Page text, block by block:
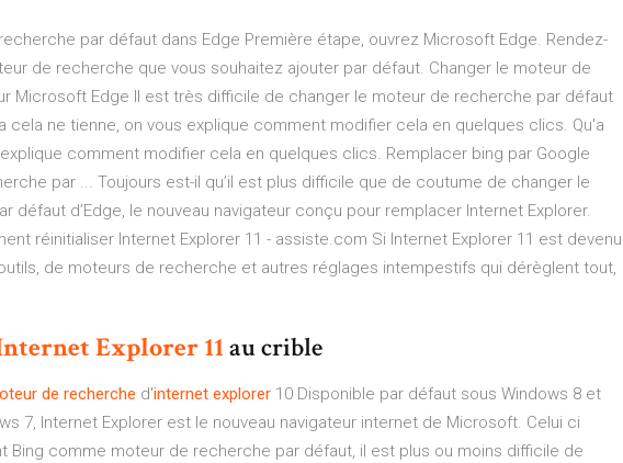
par défaut dans Edge Première étape, ouvrez Microsoft Edge. Rendez-
de recherche que vous souhaitez ajouter par défaut. Changer le moteur de
Microsoft Edge Il est très difficile de changer le moteur de recherche par défaut
cela ne tienne, on vous explique comment modifier cela en quelques clics. Qu'a
comment modifier cela en quelques clics. Remplacer bing par Google
par ... Toujours est-il qu’il est plus difficile que de coutume de changer le
défaut d’Edge, le nouveau navigateur conçu pour remplacer Internet Explorer.
réinitialiser Internet Explorer 11 - assiste.com Si Internet Explorer 11 est devenu
de moteurs de recherche et autres réglages intempestifs qui dérèglent tout,
Explorer11au crible
de recherche d'internet explorer 10 Disponible par défaut sous Windows 8 et
7, Internet Explorer est le nouveau navigateur internet de Microsoft. Celui ci
Bing comme moteur de recherche par défaut, il est plus ou moins difficile de